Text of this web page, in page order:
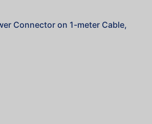
Connector on 1-meter Cable,